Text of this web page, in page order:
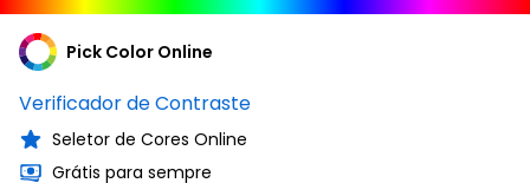
Pick Color Online
Verificador de Contraste
Seletor de Cores Online
Grátis para sempre